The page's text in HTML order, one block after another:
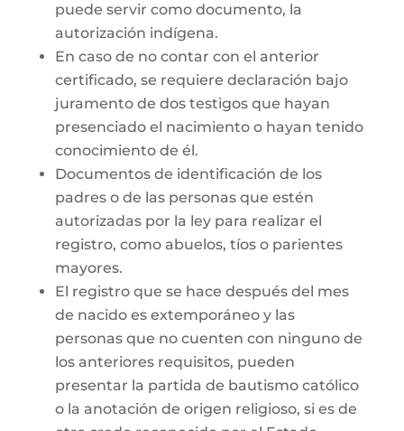
puede servir como documento, la
autorización indígena.
En caso de no contar con el anterior
certificado, se requiere declaración bajo
juramento de dos testigos que hayan
presenciado el nacimiento o hayan tenido
conocimiento de él.
Documentos de identificación de los
padres o de las personas que estén
autorizadas por la ley para realizar el
registro, como abuelos, tíos o parientes
mayores.
El registro que se hace después del mes
de nacido es extemporáneo y las
personas que no cuenten con ninguno de
los anteriores requisitos, pueden
presentar la partida de bautismo católico
o la anotación de origen religioso, si es de